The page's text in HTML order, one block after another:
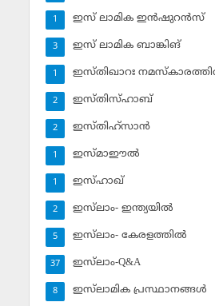
ഇസ് ലാമിക ഇന്‍ഷുറന്‍സ്‌
1
ഇസ് ലാമിക ബാങ്കിങ്‌
3
ഇസ്തിഖാറഃ
1
ഇസ്തിസ്ഹാബ്
2
ഇസ്തിഹ്‌സാന്‍
2
ഇസ്മാഈല്‍
1
ഇസ്ഹാഖ്‌
1
ഇസ്‌ലാം- ഇന്ത്യയില്‍
2
ഇസ്‌ലാം- കേരളത്തില്‍
5
ഇസ്‌ലാം-Q&A
37
ഇസ്‌ലാമിക പ്രസ്ഥാനങ്ങള്‍
8